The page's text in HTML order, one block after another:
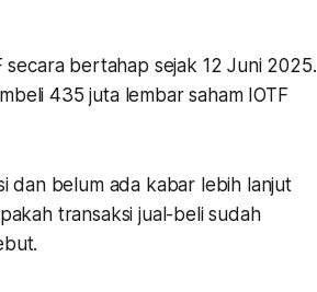
secara bertahap sejak 12 Juni 2025.
435 juta lembar saham IOTF
dan belum ada kabar lebih lanjut
transaksi jual-beli sudah